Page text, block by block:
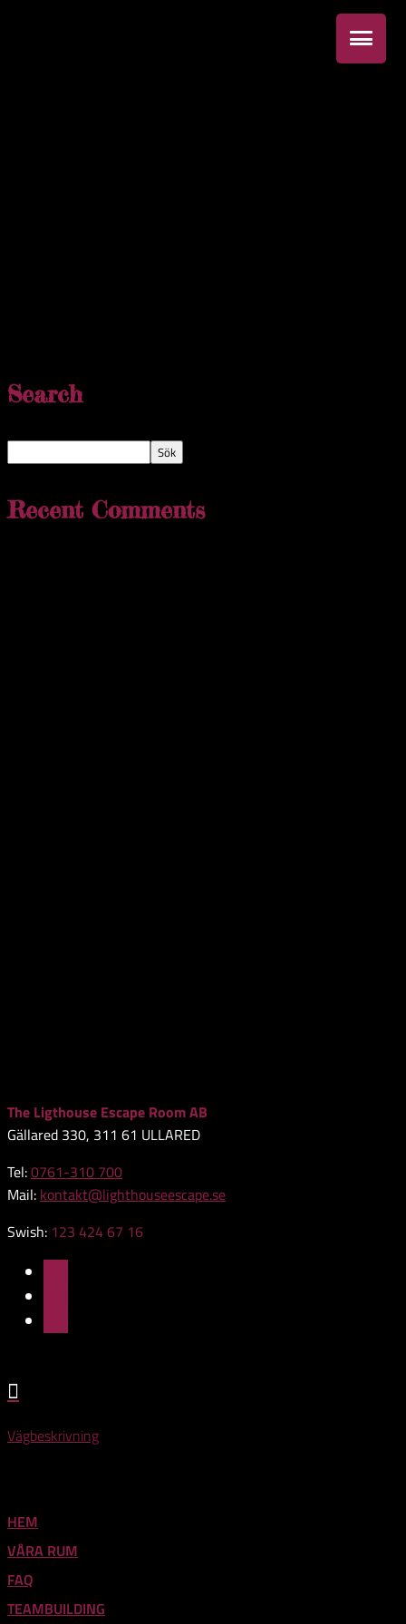
Search
Recent Comments
The Ligthouse Escape Room AB
Gällared 330, 311 61 ULLARED
Tel:0761-310 700
Mail: kontakt@lighthouseescape.se
Swish: 123 424 67 16

Vägbeskrivning
HEM
VÅRA RUM
FAQ
TEAMBUILDING